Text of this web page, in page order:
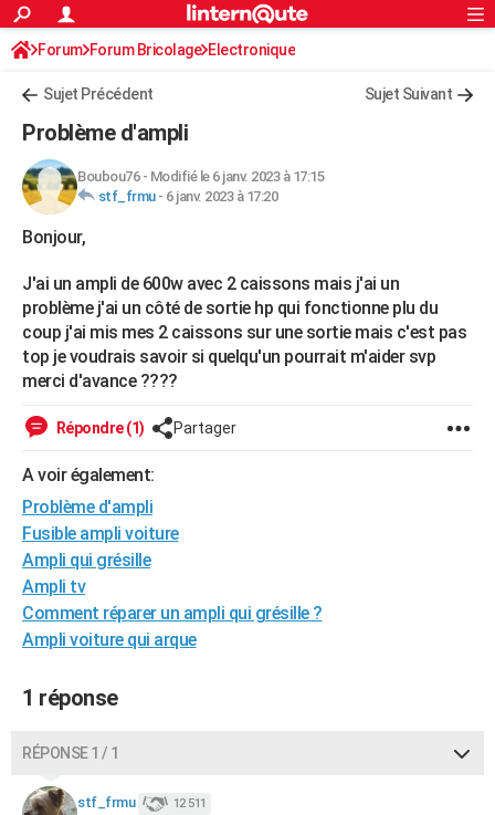
ACTUALITÉS
Politique
Société
Faits Divers
Education
Monde
Villes
+
FINANCE
Retraite
Impôts
Epargne
Immobilier
Risques naturels par ville
Banque
Assurance
Crédit
AUTO
Essais
Réserver un essai
Citadines
Berlines
SUV
Forum auto
+HIGH-TECH
Mobiles
Meilleur smartphone
Internet
Ordinateurs
Jeux vidéo
Guide high-tech
+
Forum
Aménagement intérieur
Extérieur
Cuisine
Salle de bains
Jardinage
Rangement
WEEK-END
Guides de France
Escapades
Patrimoine
Expositions
Musées
Week-end nature
+LIFESTYLE
Art de vivre
Bien-être
Loisirs
Mode
Modes de vie
SANTE
Alimentation
Guide de la santé
Maladies
Médicaments
Sommeil
VOYAGE
Destinations
City break
Voyage nature
Voyage de noces
Forum
Climat
+PHOTO
GUIDES D'ACHAT
BONS PLANS
Carte de Noël
Carte Bonne année
Carte Saint-Valentin
Carte Pâques
Carte d'anniversaire
DICTIONNAIRE
Dictionnaire
Biographies
Citations
Expressions
Proverbes
PROGRAMME TV
COPAINS D'AVANT
S'inscrire
Connexion
Forum Forum Bricolage Electronique
Sujet Précédent Sujet Suivant
Problème d'ampli
Boubou76- Modifié le 6 janv. 2023 à 17:15
stf_frmu- 6 janv. 2023 à 17:20
Bonjour,
J'ai un ampli de 600w avec 2 caissons mais j'ai un
problème j'ai un côté de sortie hp qui fonctionne plu du
coup j'ai mis mes 2 caissons sur une sortie mais c'est pas
top je voudrais savoir si quelqu'un pourrait m'aider svp
merci d'avance ????
Répondre (1) Partager
A voir également:
Problème d'ampli
Fusible ampli voiture
Ampli qui grésille
Ampli tv
Comment réparer un ampli qui grésille ?
Ampli voiture qui arque
1 réponse
RÉPONSE 1 / 1
stf_frmu 12 511